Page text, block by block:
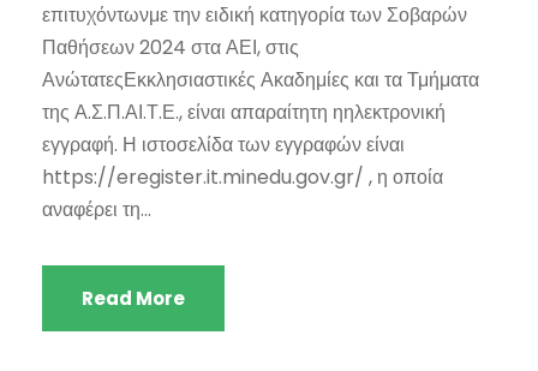
επιτυχόντωνμε την ειδική κατηγορία των Σοβαρών
Παθήσεων 2024 στα ΑΕΙ, στις
ΑνώτατεςΕκκλησιαστικές Ακαδημίες και τα Τμήματα
της Α.Σ.Π.ΑΙ.Τ.Ε., είναι απαραίτητη ηηλεκτρονική
εγγραφή. Η ιστοσελίδα των εγγραφών είναι
https://eregister.it.minedu.gov.gr/ , η οποία
αναφέρει τη...
Read More